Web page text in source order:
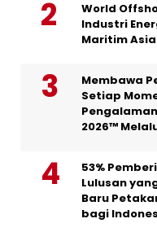
World
Industri
Maritim
Membawa
Setiap
2026™
53%
Lulusan
Baru
bagi